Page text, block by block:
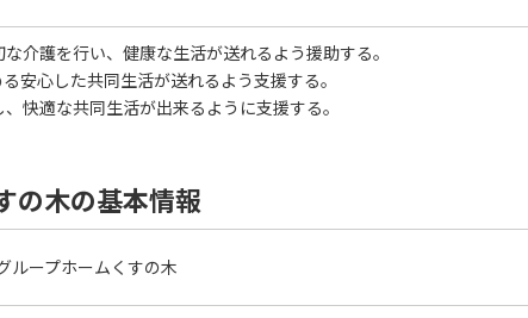
介護を行い、健康な生活が送れるよう援助する。
安心した共同生活が送れるよう支援する。
快適な共同生活が出来るように支援する。
の木の基本情報
ループホームくすの木